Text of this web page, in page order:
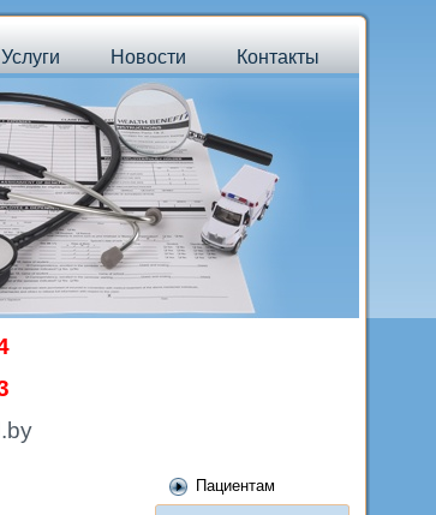
Услуги Новости Контакты
Пациентам